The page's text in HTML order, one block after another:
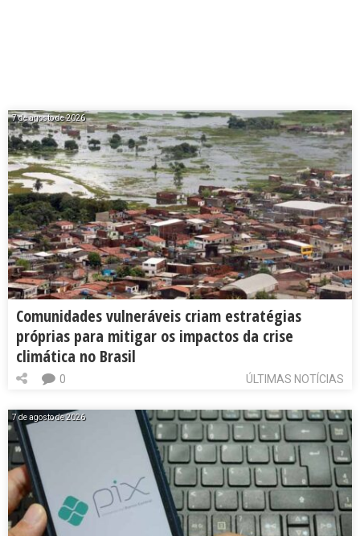
7 de agosto de 2026
Comunidades vulneráveis criam estratégias
próprias para mitigar os impactos da crise
climática no Brasil
ÚLTIMAS NOTÍCIAS
0
7 de agosto de 2026